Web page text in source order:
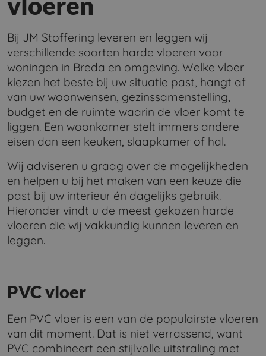
Bij JM Stoffering leveren en leggen wij
verschillende soorten harde vloeren voor
woningen in Breda en omgeving. Welke vloer
kiezen het beste bij uw situatie past, hangt af
van uw woonwensen, gezinssamenstelling,
budget en de ruimte waarin de vloer komt te
liggen. Een woonkamer stelt immers andere
eisen dan een keuken, slaapkamer of hal.
Wij adviseren u graag over de mogelijkheden
en helpen u bij het maken van een keuze die
past bij uw interieur én dagelijks gebruik.
Hieronder vindt u de meest gekozen harde
vloeren die wij vakkundig kunnen leveren en
leggen.
PVC vloer
Een PVC vloer is een van de populairste vloeren
van dit moment. Dat is niet verrassend, want
PVC combineert een stijlvolle uitstraling met